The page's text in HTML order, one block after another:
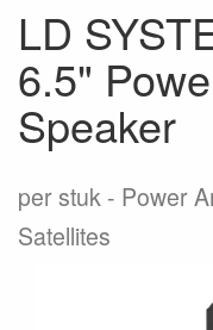
LD
6.5"
Speaker
per stuk
Power
Satellites